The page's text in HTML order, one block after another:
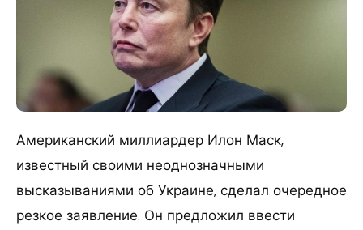
Американский миллиардер Илон Маск,
известный своими неоднозначными
высказываниями об Украине, сделал очередное
резкое заявление. Он предложил ввести